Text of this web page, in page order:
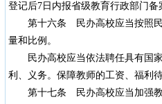
登记后7日内报省级教育行政部门
第十六条 民办高校应当按照民
量和比例。
民办高校应当依法聘任具有国家
利、义务。保障教师的工资、福利
第十七条 民办高校应当加强教